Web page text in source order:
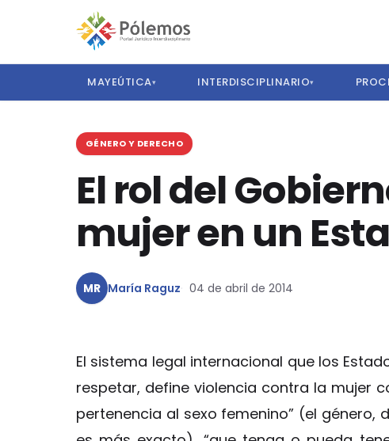
MAYEÚTICA▾ INTERDISCIPLINARIO▾
GÉNERO Y DERECHO
El rol del
mujer en un
MR María Raguz 04 de abril de 2014
El sistema legal internacional que los
respetar, define violencia contra la mujer
pertenencia al sexo femenino” (el género,